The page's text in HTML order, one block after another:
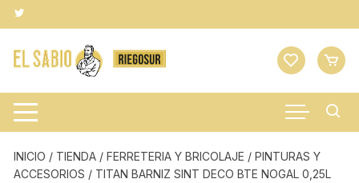
Saltar
al
contenido
INICIO / TIENDA /FERRETERIA Y BRICOLAJE /PINTURAS Y
ACCESORIOS / TITAN BARNIZ SINT DECO BTE NOGAL 0,25L